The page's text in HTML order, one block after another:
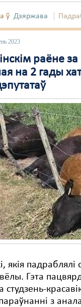
ў Дзяржава
2023
раёне
на 2 гады
якія
Гэта
студзень-
з